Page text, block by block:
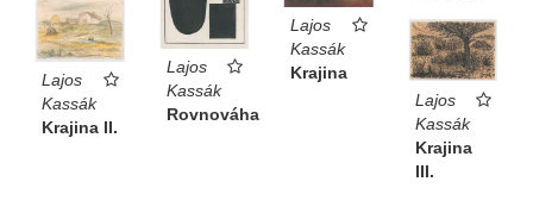
Lajos
Kassák
Rovnováha
Lajos
Kassák
Krajina
Lajos
Kassák
Krajina II.
Lajos
Kassák
Krajina
III.